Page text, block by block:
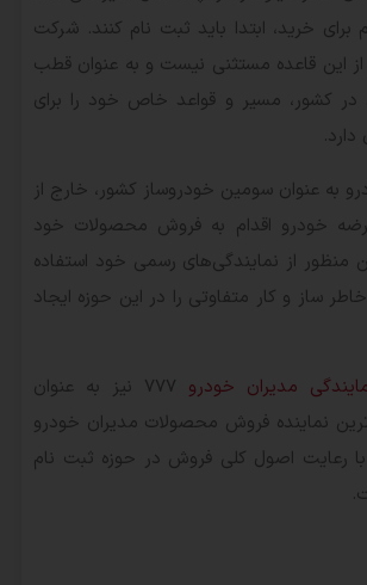
خرید، ابتدا باید ثبت نام کنند. شرکت
از این قاعده مستثنی نیست و به عنوان قطب
کشور، مسیر و قواعد خاص خود را برای
به عنوان سومین خودروساز کشور، خارج از
خودرو اقدام به فروش محصولات خود
منظور از نمایندگی‌های رسمی خود استفاده
ساز و کار متفاوتی را در این حوزه ایجاد
مدیران خودرو
777 نیز به عنوان
نماینده فروش محصولات مدیران خودرو
رعایت اصول کلی فروش در حوزه ثبت نام